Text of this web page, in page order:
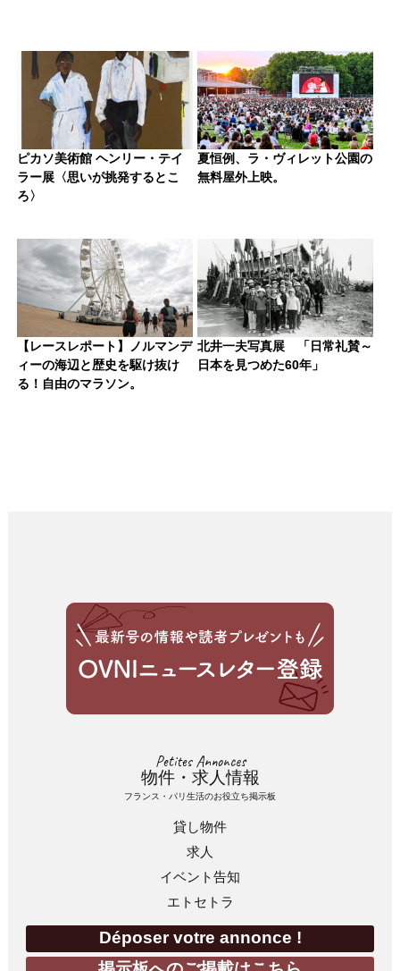
ピカソ美術館 ヘンリー・テイ
ラー展〈思いが挑発するとこ
ろ〉
夏恒例、ラ・ヴィレット公園の
無料屋外上映。
【レースレポート】ノルマンデ
ィーの海辺と歴史を駆け抜け
る！自由のマラソン。
北井一夫写真展 「日常礼賛～
日本を見つめた60年」
Petites Annonces
物件・求人情報
フランス・パリ生活のお役立ち掲示板
貸し物件
求人
イベント告知
エトセトラ
Déposer votre annonce !